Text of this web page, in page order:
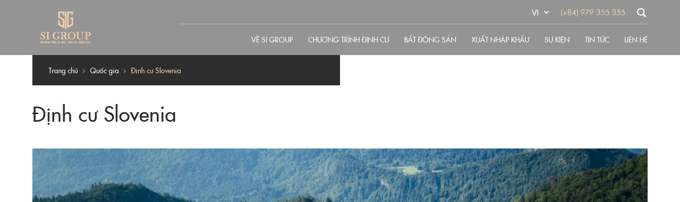
(+84) 979 355 355
VỀ SI GROUP CHƯƠNG TRÌNH ĐỊNH CƯ BẤT ĐỘNG SẢN XUẤT NHẬP KHẨU SỰ KIỆN TIN TỨC LIÊN HỆ
Trang chủ Quốc gia Định cư Slovenia
Định cư Slovenia